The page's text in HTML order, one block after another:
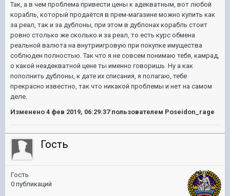
Так, а в чем проблема привести цены к адекватным, вот любой
корабль, который продаётся в прем-магазине можно купить как
за реал, так и за дублоны, при этом в дублонах корабль стоит
ровно столько же сколько и за реал, то есть курс обмена
реальной валюта на внутриигровую при покупке имущества
соблюден полностью. Так что я не совсем понимаю тебя, камрад,
о какой неадекватной цене ты именно говоришь. Ну а как
пополнить дублоны, к дате их списания, я полагаю, тебе
прекрасно известно, так что никакой проблемы и нет на самом
деле.
Изменено 4 фев 2019, 06:29:37пользователем Poseidon_rage
Гость
Гость
0 публикаций